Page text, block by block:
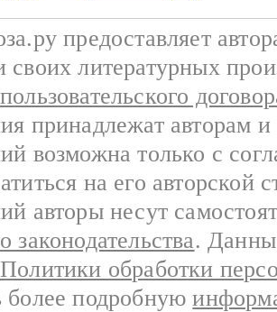
предоставляет
своих литературных
пользовательского
принадлежат авторам
возможна только с
на его авторской
авторы несут
законодательства.
Политики обработки
более подробную